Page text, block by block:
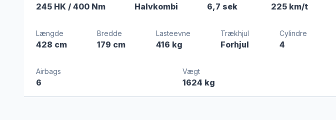
245 HK / 400 Nm Halvkombi 6,7 sek 225 km/t
Længde
428 cm
Bredde
179 cm
Lasteevne
416 kg
Trækhjul
Forhjul
Cylindre
4
Airbags
6
Vægt
1624 kg